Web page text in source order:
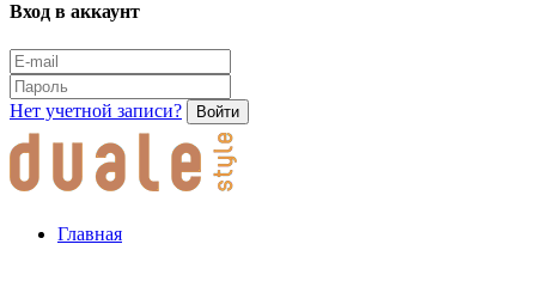
Вход в аккаунт
Нет учетной записи? Войти
Главная